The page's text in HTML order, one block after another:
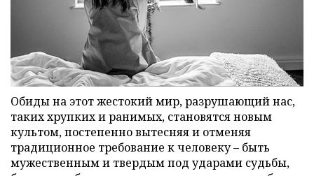
Обиды на этот жестокий мир, разрушающий нас,
таких хрупких и ранимых, становятся новым
культом, постепенно вытесняя и отменяя
традиционное требование к человеку – быть
мужественным и твердым под ударами судьбы,